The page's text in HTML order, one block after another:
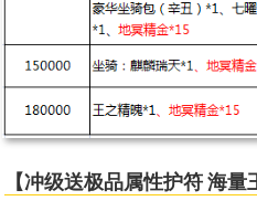
【冲级送极品属性护符 海量